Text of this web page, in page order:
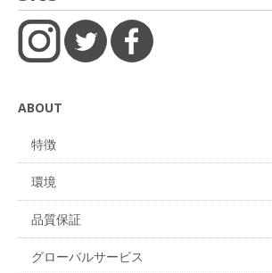
ABOUT
特徴
環境
品質保証
グローバルサービス